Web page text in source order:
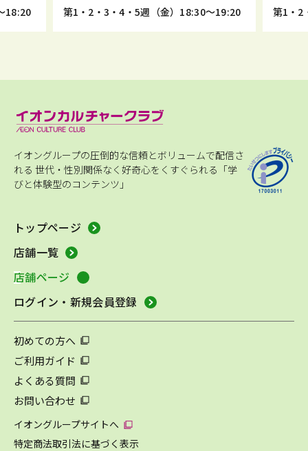
18:20
第1・2・3・4・5週（金）18:30～19:20
第1・2
イオングループの圧倒的な信頼とボリュームで配信さ
れる 世代・性別関係なく好奇心をくすぐられる「学
びと体験型のコンテンツ」
トップページ
店舗一覧
店舗ページ
ログイン・新規会員登録
初めての方へ
ご利用ガイド
よくある質問
お問い合わせ
イオングループサイトへ
特定商法取引法に基づく表示